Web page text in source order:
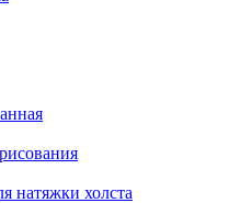
натяжки холста